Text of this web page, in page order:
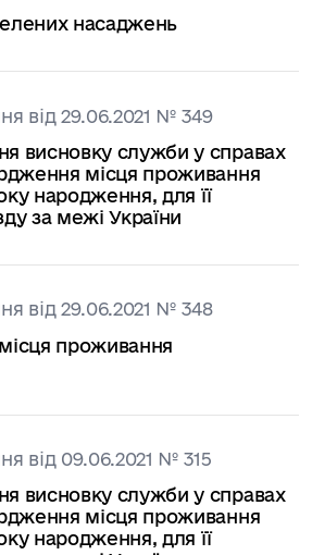
насаджень
від 29.06.2021 № 349
висновку служби у справах
місця проживання
народження, для її
за межі України
від 29.06.2021 № 348
проживання
від 09.06.2021 № 315
висновку служби у справах
місця проживання
народження, для її